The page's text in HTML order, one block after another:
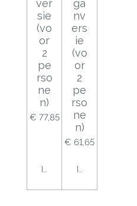
ver
sie
(vo
or
2
pe
rso
ne
n)
€ 77,85
In winkelwagen
ga
nv
ers
ie
(vo
or
2
pe
rso
ne
n)
€ 61,65
In winkelwagen